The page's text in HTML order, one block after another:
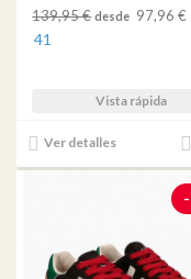
139,95 € desde 97,96 €
41
Vista rápida
Ver detalles
al